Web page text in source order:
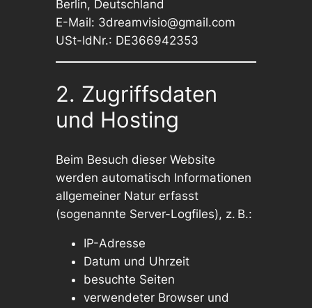
Berlin, Deutschland
E-Mail: 3dreamvisio@gmail.com
USt-IdNr.: DE366942353
2. Zugriffsdaten
und Hosting
Beim Besuch dieser Website
werden automatisch Informationen
allgemeiner Natur erfasst
(sogenannte Server-Logfiles), z. B.:
IP-Adresse
Datum und Uhrzeit
besuchte Seiten
verwendeter Browser und